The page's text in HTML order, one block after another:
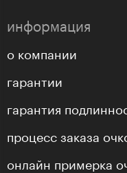
информация
о компании
гарантии
гарантия
процесс заказа
онлайн примерка